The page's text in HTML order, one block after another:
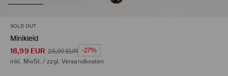
SOLD OUT
Minikleid
18,99 EUR 25,99EUR -27%
inkl. MwSt. / zzgl. Versandkosten